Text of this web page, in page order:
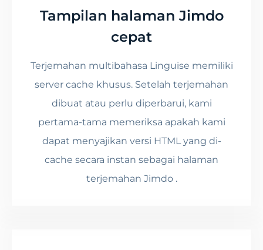
Tampilan halaman Jimdo
cepat
Terjemahan multibahasa Linguise memiliki
server cache khusus. Setelah terjemahan
dibuat atau perlu diperbarui, kami
pertama-tama memeriksa apakah kami
dapat menyajikan versi HTML yang di-
cache secara instan sebagai halaman
terjemahan Jimdo .